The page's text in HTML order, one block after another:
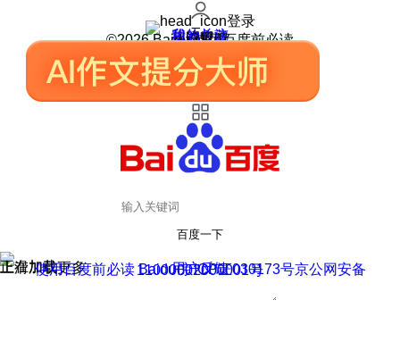
登录
我的关注
我的收藏
皮肤中心
用户反馈
设置
©2026 Baidu 使用百度前必读
百度一下
正在加载
上滑加载更多 用户反馈
使用百度前必读 Baidu 京ICP证030173号
京公网安备11000002000001号